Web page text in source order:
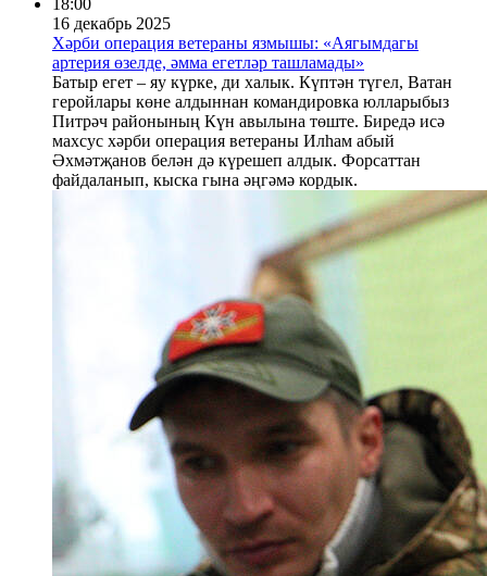
18:00
16 декабрь 2025
Хәрби операция ветераны язмышы: «Аягымдагы
артерия өзелде, әмма егетләр ташламады»
Батыр егет – яу күрке, ди халык. Күптән түгел, Ватан
геройлары көне алдыннан командировка юлларыбыз
Питрәч районының Күн авылына төште. Биредә исә
махсус хәрби операция ветераны Илһам абый
Әхмәтҗанов белән дә күрешеп алдык. Форсаттан
файдаланып, кыска гына әңгәмә кордык.